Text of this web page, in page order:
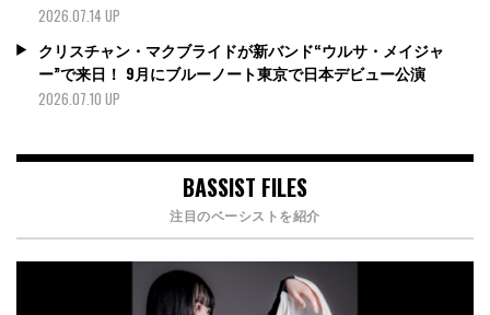
2026.07.14 UP
クリスチャン・マクブライドが新バンド“ウルサ・メイジャ
ー”で来日！ 9月にブルーノート東京で日本デビュー公演
2026.07.10 UP
BASSIST FILES
注目のベーシストを紹介